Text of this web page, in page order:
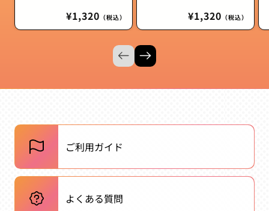
通
常
¥1,320 （税込）
通
常
¥1,320 （税込）
ご利用ガイド
よくある質問